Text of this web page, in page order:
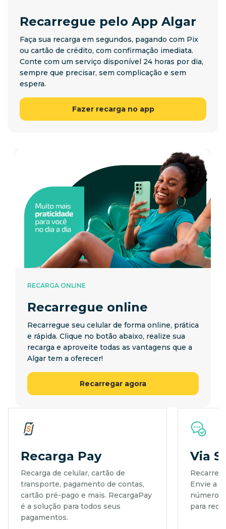
Recarregue pelo App Algar
Faça sua recarga em segundos, pagando com Pix
ou cartão de crédito, com confirmação imediata.
Conte com um serviço disponível 24 horas por dia,
sempre que precisar, sem complicação e sem
espera.
Fazer recarga no app
RECARGA ONLINE
Recarregue online
Recarregue seu celular de forma online, prática
e rápida. Clique no botão abaixo, realize sua
recarga e aproveite todas as vantagens que a
Algar tem a oferecer!
Recarregar agora
Recarga Pay
Recarga de celular, cartão de
transporte, pagamento de contas,
cartão pré-pago e mais. RecargaPay
é a solução para todos seus
pagamentos.
Via
Envie a
número
para